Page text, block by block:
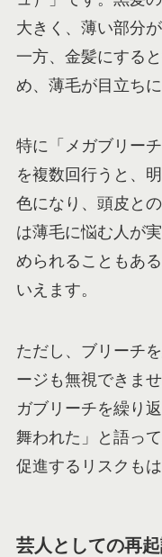
大きく、薄い部分
一方、金髪にする
め、薄毛が目立ち
特に「メガブリー
を複数回行うと、
色になり、頭皮と
は薄毛に悩む人が
められることもあ
いえます。
ただし、ブリーチ
ージも無視できま
ガブリーチを繰り
舞われた」と語っ
促進するリスクも
芸人としての再